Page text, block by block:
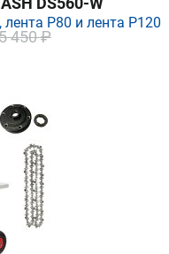
P80 и лента P120
450 ₽